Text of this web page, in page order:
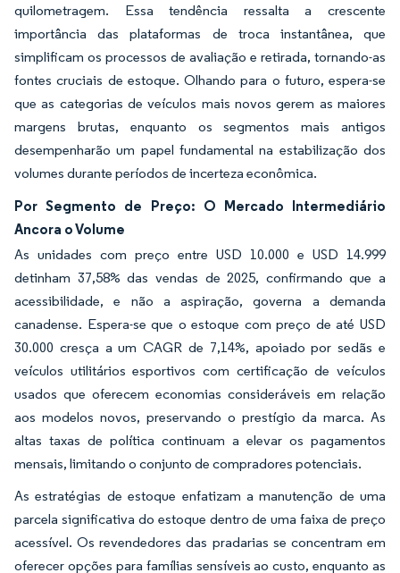
quilometragem. Essa tendência ressalta a crescente
importância das plataformas de troca instantânea, que
simplificam os processos de avaliação e retirada, tornando-as
fontes cruciais de estoque. Olhando para o futuro, espera-se
que as categorias de veículos mais novos gerem as maiores
margens brutas, enquanto os segmentos mais antigos
desempenharão um papel fundamental na estabilização dos
volumes durante períodos de incerteza econômica.
Por Segmento de Preço: O Mercado Intermediário
Ancora o Volume
As unidades com preço entre USD 10.000 e USD 14.999
detinham 37,58% das vendas de 2025, confirmando que a
acessibilidade, e não a aspiração, governa a demanda
canadense. Espera-se que o estoque com preço de até USD
30.000 cresça a um CAGR de 7,14%, apoiado por sedãs e
veículos utilitários esportivos com certificação de veículos
usados que oferecem economias consideráveis em relação
aos modelos novos, preservando o prestígio da marca. As
altas taxas de política continuam a elevar os pagamentos
mensais, limitando o conjunto de compradores potenciais.
As estratégias de estoque enfatizam a manutenção de uma
parcela significativa do estoque dentro de uma faixa de preço
acessível. Os revendedores das pradarias se concentram em
oferecer opções para famílias sensíveis ao custo, enquanto as